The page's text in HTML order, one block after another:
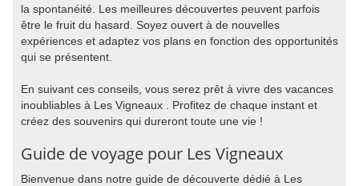
la spontanéité. Les meilleures découvertes peuvent parfois
être le fruit du hasard. Soyez ouvert à de nouvelles
expériences et adaptez vos plans en fonction des opportunités
qui se présentent.
En suivant ces conseils, vous serez prêt à vivre des vacances
inoubliables à Les Vigneaux . Profitez de chaque instant et
créez des souvenirs qui dureront toute une vie !
Guide de voyage pour Les Vigneaux
Bienvenue dans notre guide de découverte dédié à Les